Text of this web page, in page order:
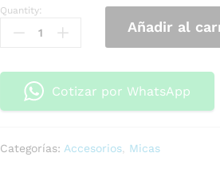
Quantity:
Añadir al
Cotizar por WhatsApp
Categorías:Accesorios, Micas